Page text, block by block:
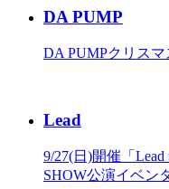
DA PUMP
DA PUMPクリスマ
Lead
9/27(日)開催「
SHOW公演イベン